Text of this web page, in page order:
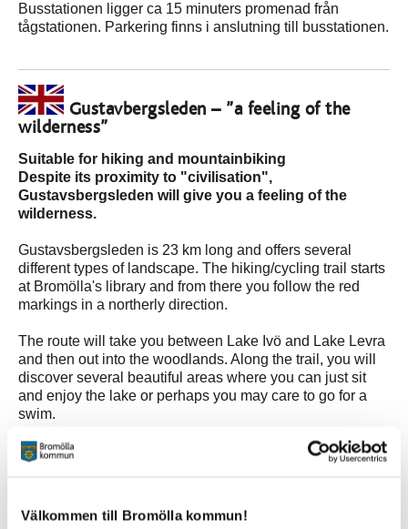
Välkommen till Bromölla kommun!
Busstationen ligger ca 15 minuters promenad från
tågstationen. Parkering finns i anslutning till busstationen.
Gustavbergsleden – ”a feeling of the
wilderness”
Suitable for hiking and mountainbiking
Despite its proximity to "civilisation",
Gustavsbergsleden will give you a feeling of the
wilderness.
Gustavsbergsleden is 23 km long and offers several
different types of landscape. The hiking/cycling trail starts
at Bromölla's library and from there you follow the red
markings in a northerly direction.
The route will take you between Lake Ivö and Lake Levra
and then out into the woodlands. Along the trail, you will
discover several beautiful areas where you can just sit
and enjoy the lake or perhaps you may care to go for a
swim.
The boarding house Gustavsberg once lay on the top of
Ryssberget at the end of the 19th century. Today only its